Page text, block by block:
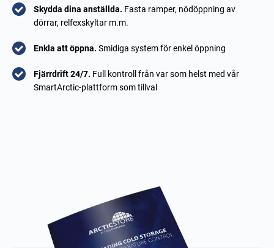
Skydda dina anställda. Fasta ramper, nödöppning av
dörrar, relfexskyltar m.m.
Enkla att öppna. Smidiga system för enkel öppning
Fjärrdrift 24/7. Full kontroll från var som helst med vår
SmartArctic-plattform som tillval